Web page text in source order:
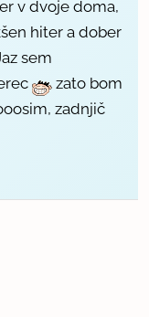
v dvoje doma,
hiter a dober
sem
zato bom
zadnjič